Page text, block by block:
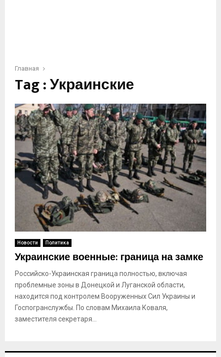
Главная
Tag : Украинские
Новости Политика
Украинские военные: граница на замке
Российско-Украинская граница полностью, включая
проблемные зоны в Донецкой и Луганской области,
находится под контролем Вооруженных Сил Украины и
Госпогранслужбы. По словам Михаила Коваля,
заместителя секретаря...